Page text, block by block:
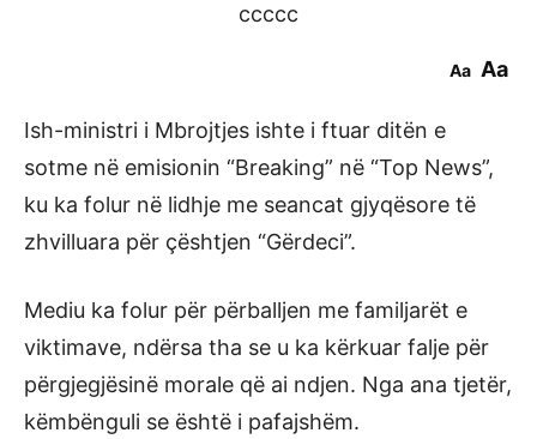
ccccc
Aa Aa
Ish-ministri i Mbrojtjes ishte i ftuar ditën e
sotme në emisionin “Breaking” në “Top News”,
ku ka folur në lidhje me seancat gjyqësore të
zhvilluara për çështjen “Gërdeci”.
Mediu ka folur për përballjen me familjarët e
viktimave, ndërsa tha se u ka kërkuar falje për
përgjegjësinë morale që ai ndjen. Nga ana tjetër,
këmbënguli se është i pafajshëm.